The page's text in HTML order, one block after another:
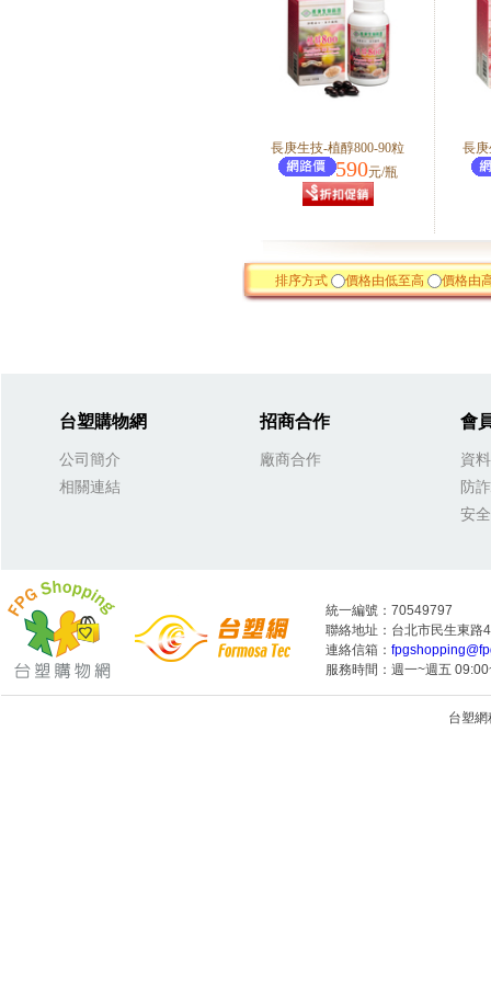
長庚生技-植醇800-90粒
590元/瓶
長
排序方式 價格由低至高 價格由
台塑購物網
公司簡介
相關連結
招商合作
廠商合作
會
資
防
安
統一編號：70549797
聯絡地址：台北市民生東路
連絡信箱：
服務時間：週一~週五
台塑